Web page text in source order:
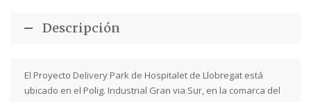
Descripción
El Proyecto Delivery Park de Hospitalet de Llobregat está
ubicado en el Polig. Industrial Gran via Sur, en la comarca del